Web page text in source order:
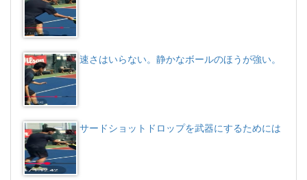
速さはいらない。静かなボールのほうが強い。
サードショットドロップを武器にするためには